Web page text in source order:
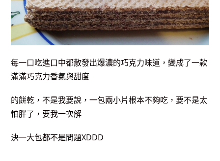
每一口吃進口中都散發出爆濃的巧克力味道，變成了一款
滿滿巧克力香氣與甜度
的餅乾，不是我要說，一包兩小片根本不夠吃，要不是太
怕胖了，要我一次解
決一大包都不是問題XDDD